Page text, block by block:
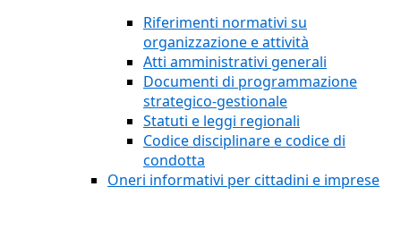
Riferimenti normativi su
organizzazione e attività
Atti amministrativi generali
Documenti di programmazione
strategico-gestionale
Statuti e leggi regionali
Codice disciplinare e codice di
condotta
Oneri informativi per cittadini e imprese